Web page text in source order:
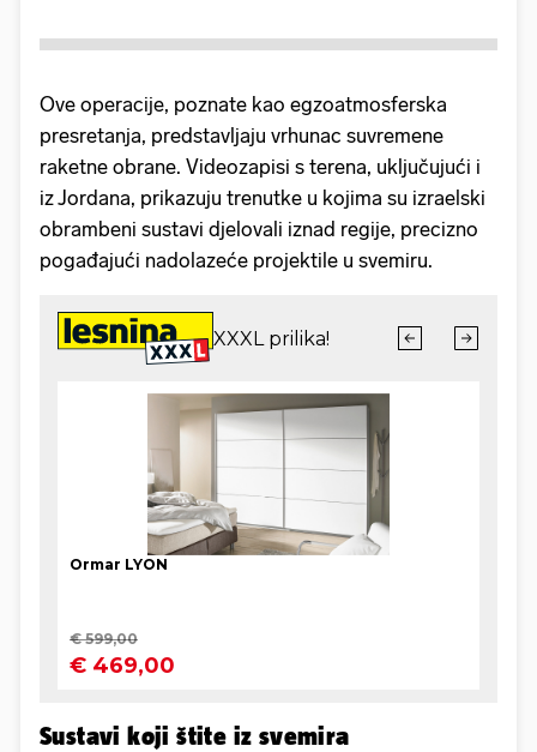
Ove operacije, poznate kao egzoatmosferska
presretanja, predstavljaju vrhunac suvremene
raketne obrane. Videozapisi s terena, uključujući i
iz Jordana, prikazuju trenutke u kojima su izraelski
obrambeni sustavi djelovali iznad regije, precizno
pogađajući nadolazeće projektile u svemiru.
Sustavi koji štite iz svemira